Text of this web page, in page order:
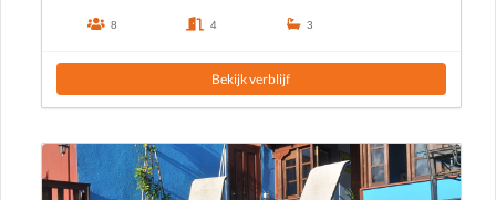
8 4 3
Bekijk verblijf